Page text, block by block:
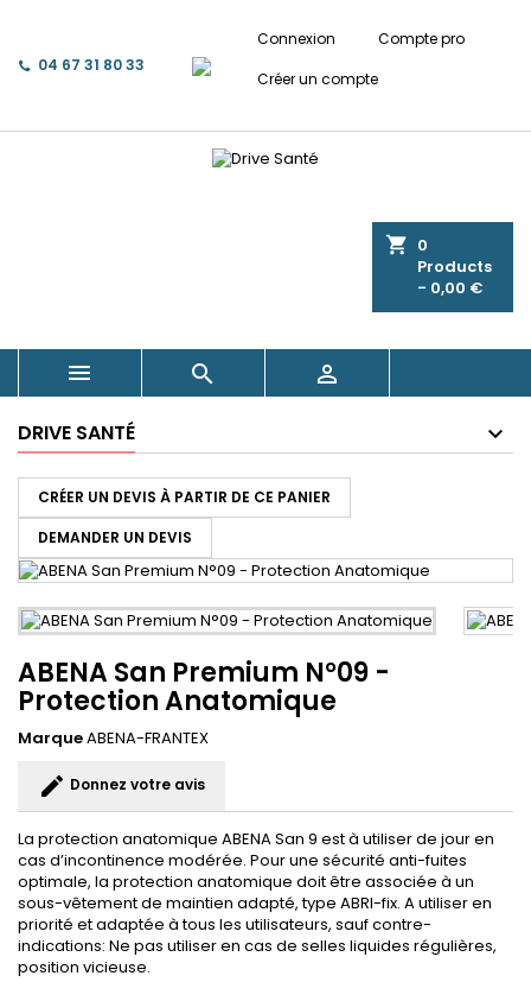
04 67 31 80 33
Connexion
Créer un compte
Compte pro
shopping_cart 0
Products
- 0,00 €
  
DRIVE SANTÉ
CRÉER UN DEVIS À PARTIR DE CE PANIER
DEMANDER UN DEVIS
ABENA San Premium N°09 -
Protection Anatomique
MarqueABENA-FRANTEX
edit Donnez votre avis
La protection anatomique ABENA San 9 est à utiliser de jour en
cas d’incontinence modérée. Pour une sécurité anti-fuites
optimale, la protection anatomique doit être associée à un
sous-vêtement de maintien adapté, type ABRI-fix. A utiliser en
priorité et adaptée à tous les utilisateurs, sauf contre-
indications: Ne pas utiliser en cas de selles liquides régulières,
position vicieuse.